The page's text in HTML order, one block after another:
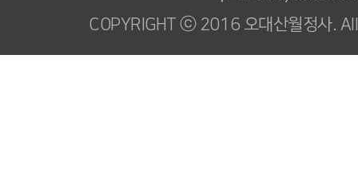
COPYRIGHT ⓒ 2016 오대산월정사.